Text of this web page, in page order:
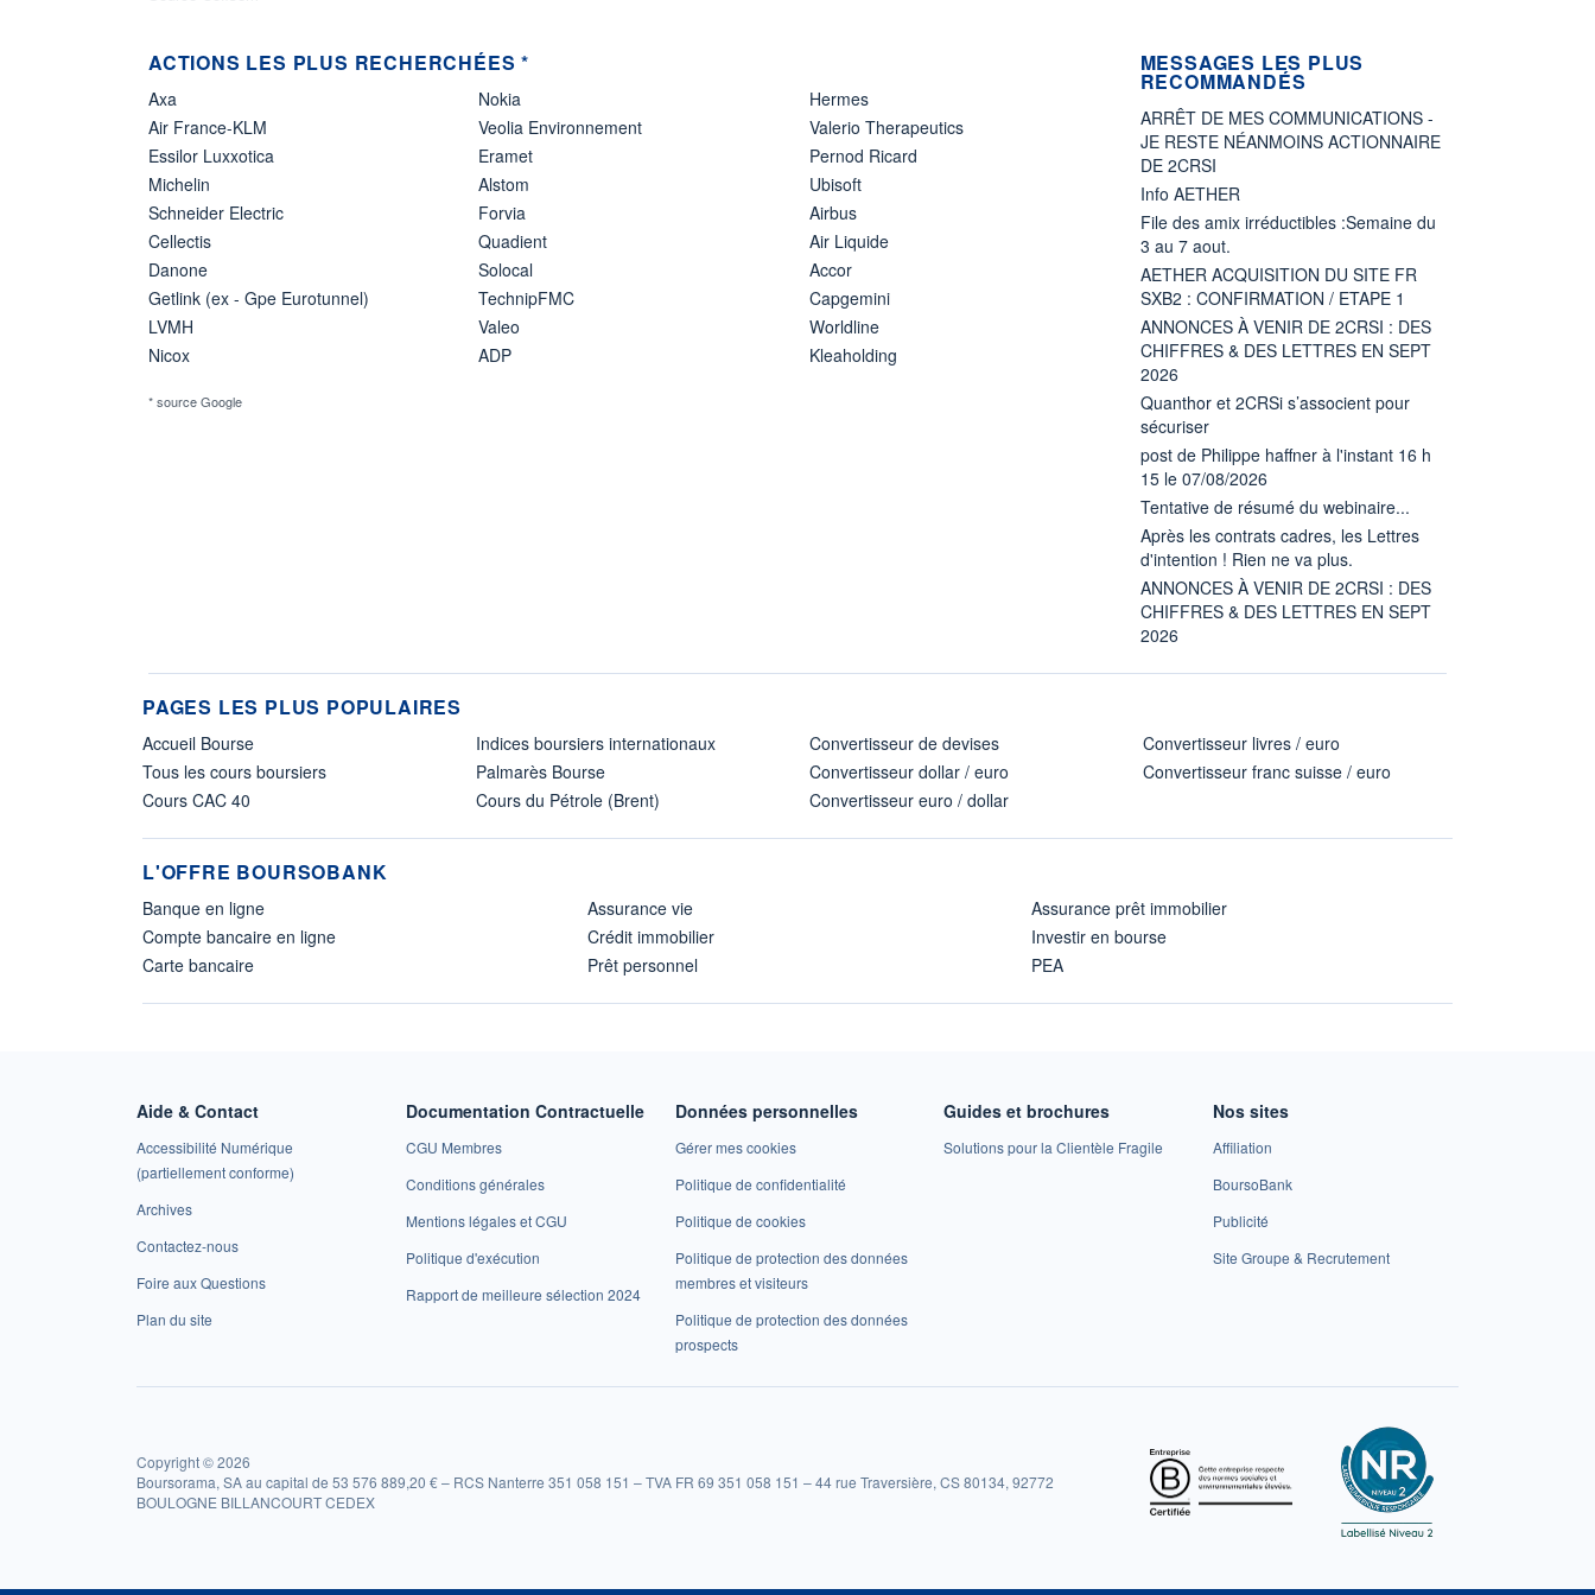
ACTIONS LES PLUS RECHERCHÉES *
Axa
Air France-KLM
Essilor Luxxotica
Michelin
Schneider Electric
Cellectis
Danone
Getlink (ex - Gpe Eurotunnel)
LVMH
Nicox
Nokia
Veolia Environnement
Eramet
Alstom
Forvia
Quadient
Solocal
TechnipFMC
Valeo
ADP
Hermes
Valerio Therapeutics
Pernod Ricard
Ubisoft
Airbus
Air Liquide
Accor
Capgemini
Worldline
Kleaholding
* source Google
MESSAGES LES PLUS
RECOMMANDÉS
ARRÊT DE MES COMMUNICATIONS -
JE RESTE NÉANMOINS ACTIONNAIRE
DE 2CRSI
Info AETHER
File des amix irréductibles :Semaine du
3 au 7 aout.
AETHER ACQUISITION DU SITE FR
SXB2 : CONFIRMATION / ETAPE 1
ANNONCES À VENIR DE 2CRSI : DES
CHIFFRES & DES LETTRES EN SEPT
2026
Quanthor et 2CRSi s’associent pour
sécuriser
post de Philippe haffner à l'instant 16 h
15 le 07/08/2026
Tentative de résumé du webinaire...
Après les contrats cadres, les Lettres
d'intention ! Rien ne va plus.
ANNONCES À VENIR DE 2CRSI : DES
CHIFFRES & DES LETTRES EN SEPT
2026
PAGES LES PLUS POPULAIRES
Accueil Bourse
Tous les cours boursiers
Cours CAC 40
Indices boursiers internationaux
Palmarès Bourse
Cours du Pétrole (Brent)
Convertisseur de devises
Convertisseur dollar / euro
Convertisseur euro / dollar
Convertisseur livres / euro
Convertisseur franc suisse / euro
L'OFFRE BOURSOBANK
Banque en ligne
Compte bancaire en ligne
Carte bancaire
Assurance vie
Crédit immobilier
Prêt personnel
Assurance prêt immobilier
Investir en bourse
PEA
Aide & Contact
Accessibilité Numérique
(partiellement conforme)
Archives
Contactez-nous
Foire aux Questions
Plan du site
Documentation Contractuelle
CGU Membres
Conditions générales
Mentions légales et CGU
Politique d'exécution
Rapport de meilleure sélection 2024
Données personnelles
Gérer mes cookies
Politique de confidentialité
Politique de cookies
Politique de protection des données
membres et visiteurs
Politique de protection des données
prospects
Guides et brochures
Solutions pour la Clientèle Fragile
Nos sites
Affiliation
BoursoBank
Publicité
Site Groupe & Recrutement
Copyright © 2026
Boursorama, SA au capital de 53 576 889,20 € – RCS Nanterre 351 058 151 – TVA FR 69 351 058 151 – 44 rue Traversière, CS 80134, 92772
BOULOGNE BILLANCOURT CEDEX